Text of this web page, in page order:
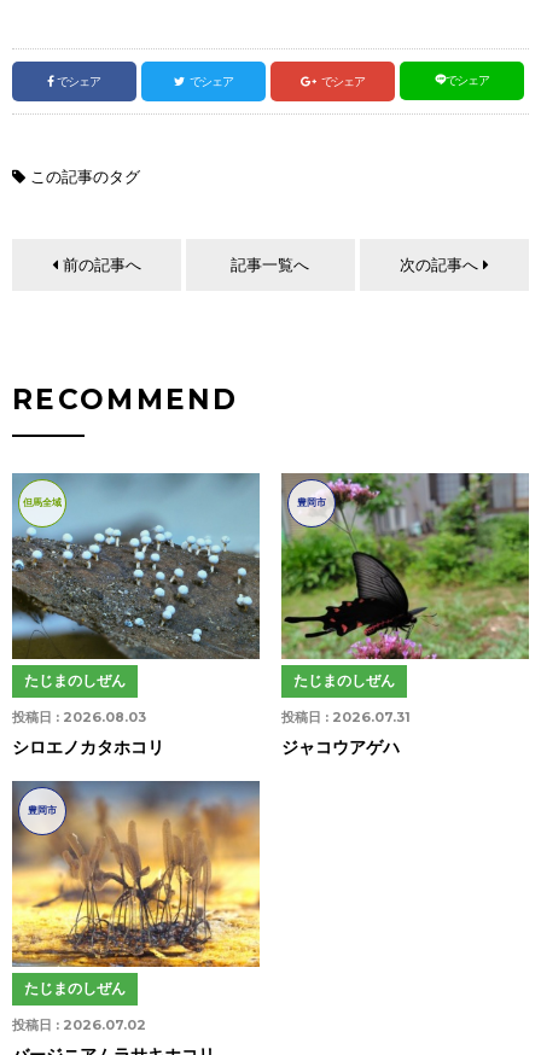
でシェア でシェア でシェア でシェア
この記事のタグ
前の記事へ 記事一覧へ 次の記事へ
RECOMMEND
但馬全域
投稿日 : 2026.08.03
たじまのしぜん
シロエノカタホコリ
豊岡市
投稿日 : 2026.07.31
たじまのしぜん
ジャコウアゲハ
豊岡市
投稿日 : 2026.07.02
たじまのしぜん